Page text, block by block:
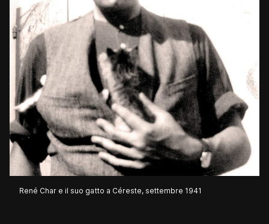
René Char e il suo gatto a Céreste, settembre 1941